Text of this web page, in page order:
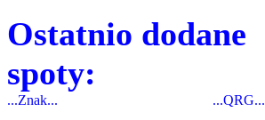
Ostatnio dodane
spoty:
...Znak... ...QRG...